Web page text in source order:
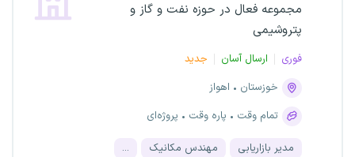
مجموعه فعال در حوزه نفت و گاز و
پتروشیمی
فوری ارسال آسان
جدید
خوزستان
اهواز
تمام وقت
پاره وقت پروژه‌ای
مدیر بازاریابی مهندس مکانیک ...